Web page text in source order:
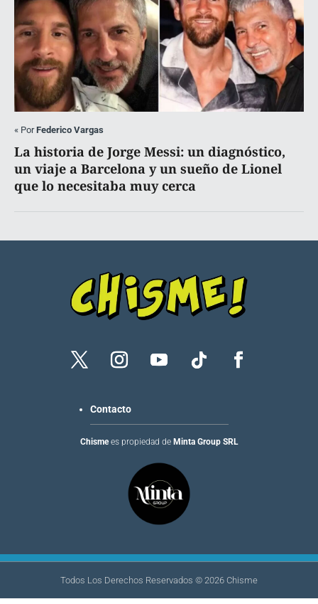
« PorFederico Vargas
La historia de Jorge Messi: un diagnóstico,
un viaje a Barcelona y un sueño de Lionel
que lo necesitaba muy cerca
Contacto
Chismees propiedad de Minta Group SRL
Todos Los Derechos Reservados © 2026 Chisme